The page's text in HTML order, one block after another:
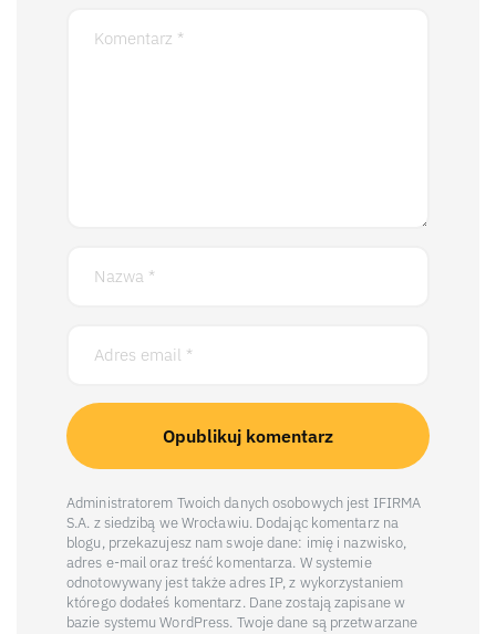
Administratorem Twoich danych osobowych jest IFIRMA
S.A. z siedzibą we Wrocławiu. Dodając komentarz na
blogu, przekazujesz nam swoje dane: imię i nazwisko,
adres e-mail oraz treść komentarza. W systemie
odnotowywany jest także adres IP, z wykorzystaniem
którego dodałeś komentarz. Dane zostają zapisane w
bazie systemu WordPress. Twoje dane są przetwarzane